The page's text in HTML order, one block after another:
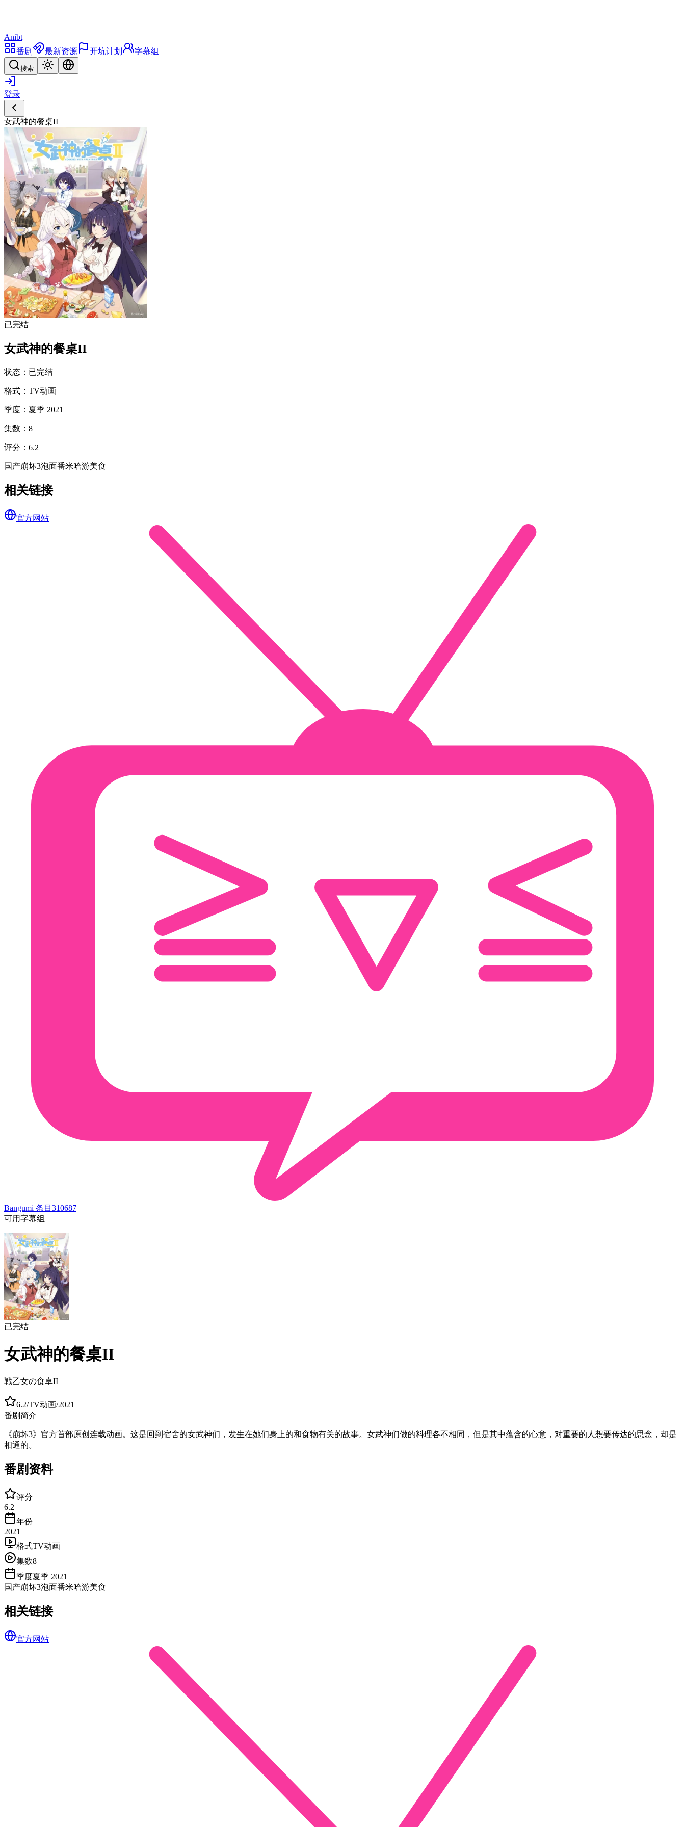
Anibt
番剧
最新资源 开坑计划 字幕组
搜索
登录
女武神的餐桌II
已完结
女武神的餐桌II
状态 ： 已完结
格式 ： TV动画
季度 ： 夏季 2021
集数 ： 8
评分 ： 6.2
国产崩坏3泡面番米哈游美食
相关链接
官方网站
Bangumi 条目 310687
可用字幕组
已完结
女武神的餐桌II
戦乙女の食卓II
6.2/TV动画/2021
番剧简介
《崩坏3》官方首部原创连载动画。这是回到宿舍的女武神们，发生在她们身上的和食物有关的故事。女武神们做的料理各不相同，但是其中蕴含的心意，对重要的人想要传达的思念，却是
相通的。
番剧资料
评分
6.2
年份
2021
格式TV动画
集数8
季度夏季 2021
国产崩坏3泡面番米哈游美食
相关链接
官方网站